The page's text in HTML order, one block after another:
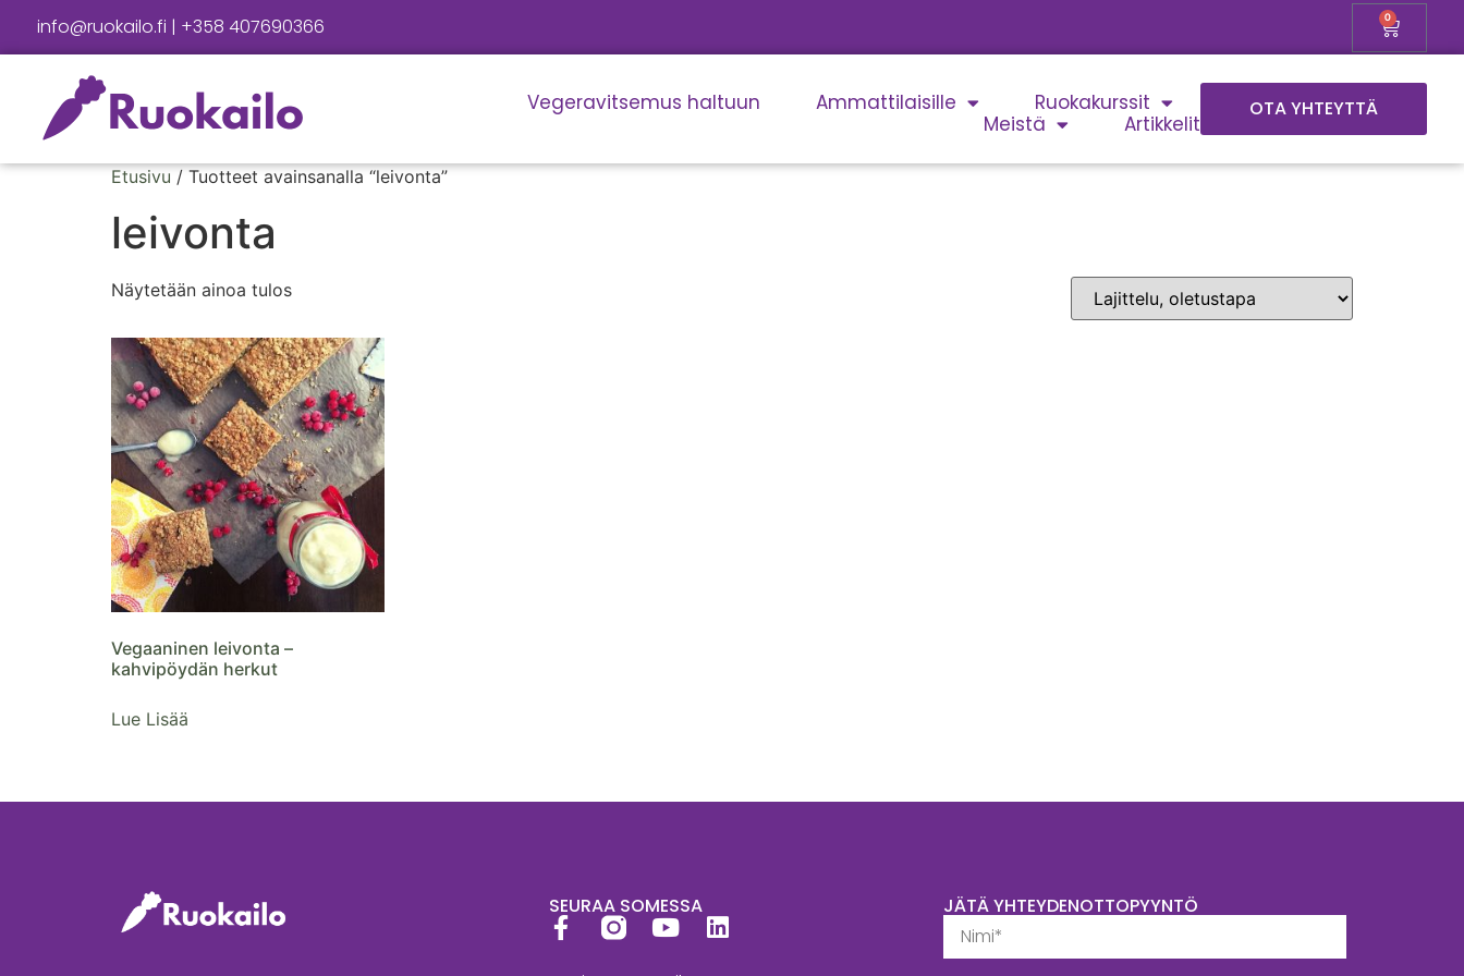
info@ruokailo.fi | +358 407690366 0
Vegeravitsemus haltuun Ammattilaisille
Ruokakurssit
Meistä
Artikkelit
OTA YHTEYTTÄ
Etusivu / Tuotteet avainsanalla “leivonta”
leivonta
Näytetään ainoa tulos
Vegaaninen leivonta –
kahvipöydän herkut
Lue Lisää
SEURAA SOMESSA JÄTÄ YHTEYDENOTTOPYYNTÖ